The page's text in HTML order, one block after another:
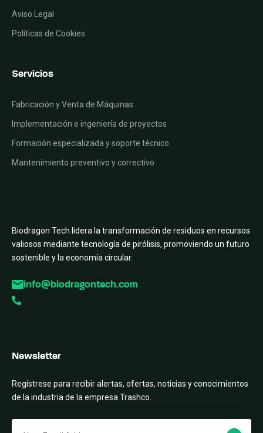
Biodragon Tech lidera la transformación de residuos en recursos
valiosos mediante tecnología de pirólisis, promoviendo un futuro
sostenible y la economía circular.
info@biodragontech.com
Aviso Legal
Políticas de Cookies
Servicios
Fabricación y Venta de Máquinas
Implementación e ingeniería de proyectos
Formación especializada y soporte técnico
Mantenimiento preventivo y correctivo
Newsletter
Regístrese para recibir alertas, ofertas, noticias y conocimientos
de la industria de la empresa Trashco.